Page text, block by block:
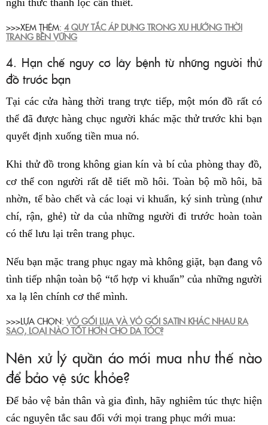
nghi thức thanh lọc cần thiết.
>>>XEM THÊM: 4 QUY TẮC ÁP DỤNG TRONG XU HƯỚNG THỜI
TRANG BỀN VỮNG
4. Hạn chế nguy cơ lây bệnh từ những người thử
đồ trước bạn
Tại các cửa hàng thời trang trực tiếp, một món đồ rất có
thể đã được hàng chục người khác mặc thử trước khi bạn
quyết định xuống tiền mua nó.
Khi thử đồ trong không gian kín và bí của phòng thay đồ,
cơ thể con người rất dễ tiết mồ hôi. Toàn bộ mồ hôi, bã
nhờn, tế bào chết và các loại vi khuẩn, ký sinh trùng (như
chí, rận, ghẻ) từ da của những người đi trước hoàn toàn
có thể lưu lại trên trang phục.
Nếu bạn mặc trang phục ngay mà không giặt, bạn đang vô
tình tiếp nhận toàn bộ “tổ hợp vi khuẩn” của những người
xa lạ lên chính cơ thể mình.
>>>LỰA CHỌN: VỎ GỐI LỤA VÀ VỎ GỐI SATIN KHÁC NHAU RA
SAO, LOẠI NÀO TỐT HƠN CHO DA TÓC?
Nên xử lý quần áo mới mua như thế nào
để bảo vệ sức khỏe?
Để bảo vệ bản thân và gia đình, hãy nghiêm túc thực hiện
các nguyên tắc sau đối với mọi trang phục mới mua: